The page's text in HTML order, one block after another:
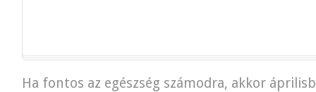
Ha fontos az egészség számodra, akkor